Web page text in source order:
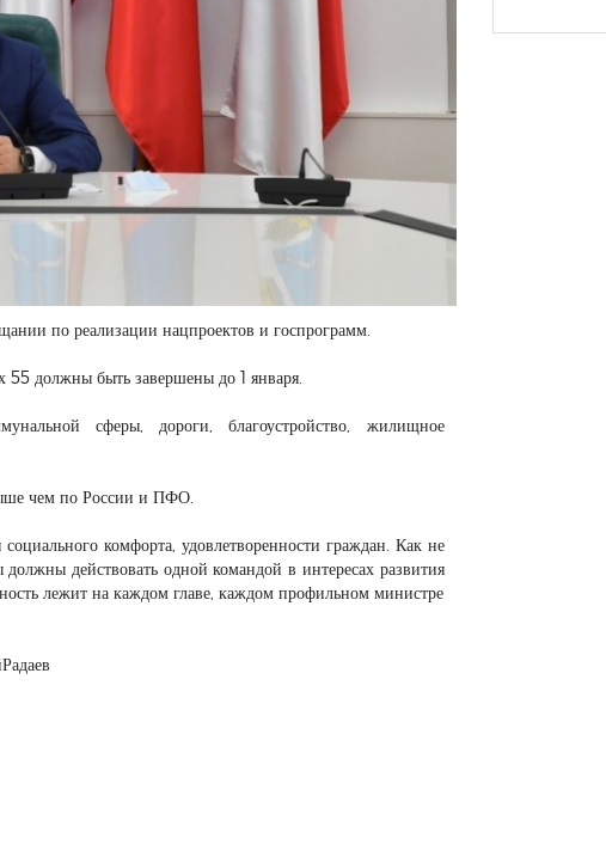
по реализации нацпроектов и госпрограмм.
55 должны быть завершены до 1 января.
сферы, дороги, благоустройство, жилищное
чем по России и ПФО.
комфорта, удовлетворенности граждан. Как не
действовать одной командой в интересах развития
лежит на каждом главе, каждом профильном министре